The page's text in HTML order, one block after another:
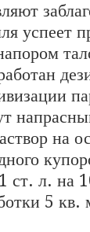
успеет
на
ст. л. на
5 кв.